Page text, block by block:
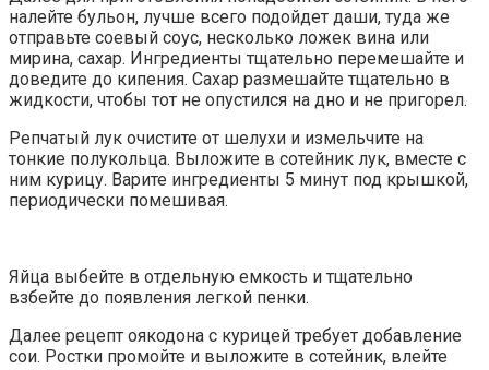
налейте бульон, лучше всего подойдет даши, туда же
отправьте соевый соус, несколько ложек вина или
мирина, сахар. Ингредиенты тщательно перемешайте и
доведите до кипения. Сахар размешайте тщательно в
жидкости, чтобы тот не опустился на дно и не пригорел.
Репчатый лук очистите от шелухи и измельчите на
тонкие полукольца. Выложите в сотейник лук, вместе с
ним курицу. Варите ингредиенты 5 минут под крышкой,
периодически помешивая.
Яйца выбейте в отдельную емкость и тщательно
взбейте до появления легкой пенки.
Далее рецепт оякодона с курицей требует добавление
сои. Ростки промойте и выложите в сотейник, влейте